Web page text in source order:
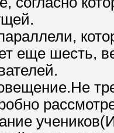
еще шесть,